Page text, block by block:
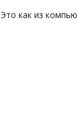
Это как из